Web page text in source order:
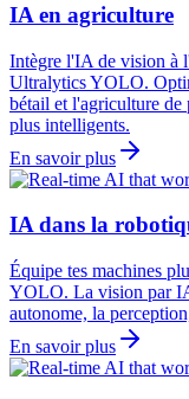
IA en agriculture
Intègre l'IA de vision à
Ultralytics YOLO.
bétail et l'agriculture de
plus intelligents.
En savoir plus
IA dans la
Équipe tes machines
YOLO. La vision par
autonome, la
En savoir plus